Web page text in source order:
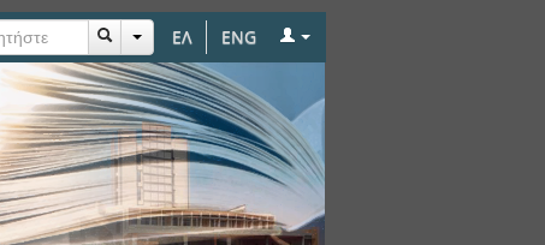
ΕΛ ENG
στη χρήση